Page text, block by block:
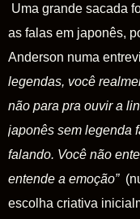
Uma grande sacada
as falas em japonês,
Anderson numa
legendas, você
não para pra ouvir a
japonês sem legenda
falando. Você não
entende a emoção”
escolha criativa